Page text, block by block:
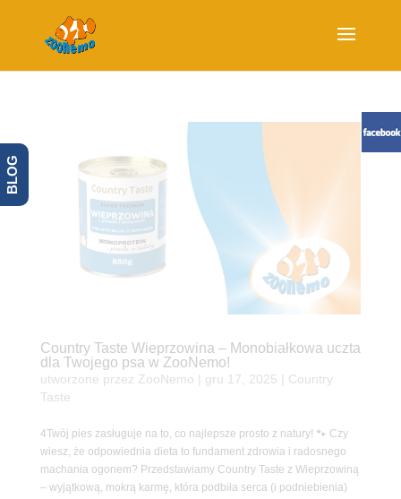
Country Taste Wieprzowina – Monobiałkowa uczta
dla Twojego psa w ZooNemo!
utworzone przez ZooNemo gru 17, 2025
Country
Taste
4Twój pies zasługuje na to, co najlepsze prosto z natury! 🐾 Czy
wiesz, że odpowiednia dieta to fundament zdrowia i radosnego
machania ogonem? Przedstawiamy Country Taste z Wieprzowiną
– wyjątkową, mokrą karmę, która podbiła serca (i podniebienia)
BLOG